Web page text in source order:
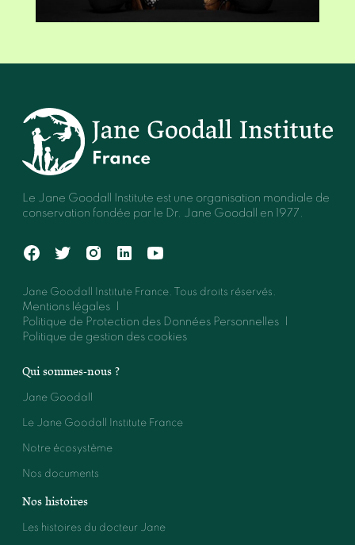
Le Jane Goodall Institute est une organisation mondiale de
conservation fondée par le Dr. Jane Goodall en 1977.
Jane Goodall Institute France. Tous droits réservés.
Mentions légales
Politique de Protection des Données Personnelles
Politique de gestion des cookies
Qui sommes-nous ?
Jane Goodall
Le Jane Goodall Institute France
Notre écosystème
Nos documents
Nos histoires
Les histoires du docteur Jane